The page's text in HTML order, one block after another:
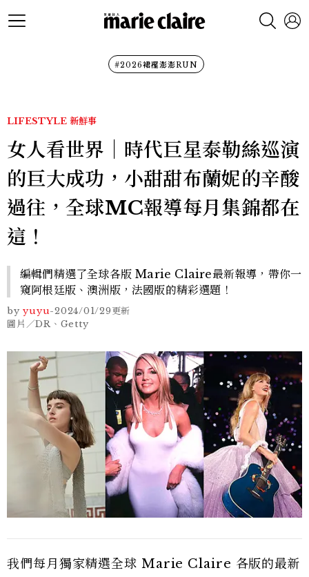
#2026裙襬澎澎RUN
LIFESTYLE 新鮮事
女人看世界｜時代巨星泰勒絲巡演
的巨大成功，小甜甜布蘭妮的辛酸
過往，全球MC報導每月集錦都在
這！
編輯們精選了全球各版 Marie Claire最新報導，帶你一
窺阿根廷版、澳洲版，法國版的精彩選題！
by yuyu-2024/01/29更新
圖片／DR、Getty
我們每月獨家精選全球 Marie Claire 各版的最新